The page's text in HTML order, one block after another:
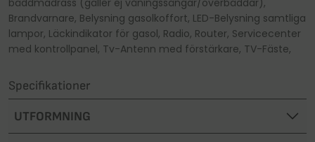
Fredag: 10.00–17.00
Lördag: 10.00–14.00
Telefon: 0550-74 07 70
Fredag: 10.00–17.00
Lördag: 10.00–14.00
Telefon: 0550-74 07 70
Avvikande öppettider
bäddmadrass (gäller ej våningssängar/överbäddar),
Brandvarnare, Belysning gasolkoffort, LED-Belysning samtliga
lampor, Läckindikator för gasol, Radio, Router, Servicecenter
med kontrollpanel, Tv-Antenn med förstärkare, TV-Fäste,
Specifikationer
UTFORMNING